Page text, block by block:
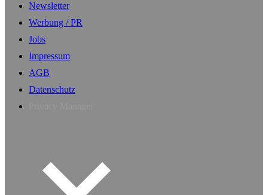
Newsletter
Werbung / PR
Jobs
Impressum
AGB
Datenschutz